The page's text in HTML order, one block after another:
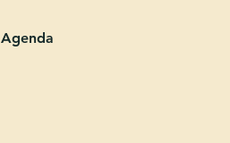
Agenda